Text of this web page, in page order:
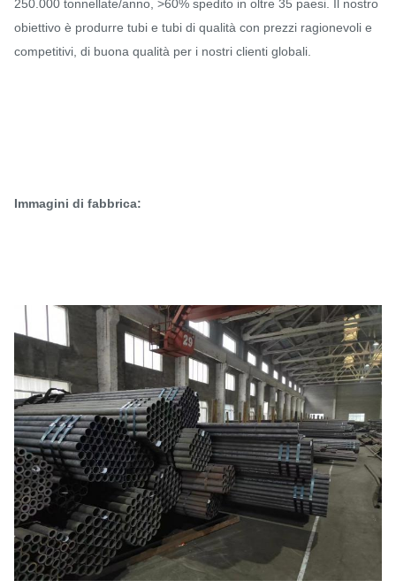
250.000 tonnellate/anno, >60% spedito in oltre 35 paesi. Il nostro
obiettivo è produrre tubi e tubi di qualità con prezzi ragionevoli e
competitivi, di buona qualità per i nostri clienti globali.
Immagini di fabbrica: